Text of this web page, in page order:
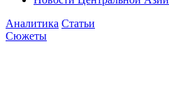
Аналитика Статьи
Сюжеты